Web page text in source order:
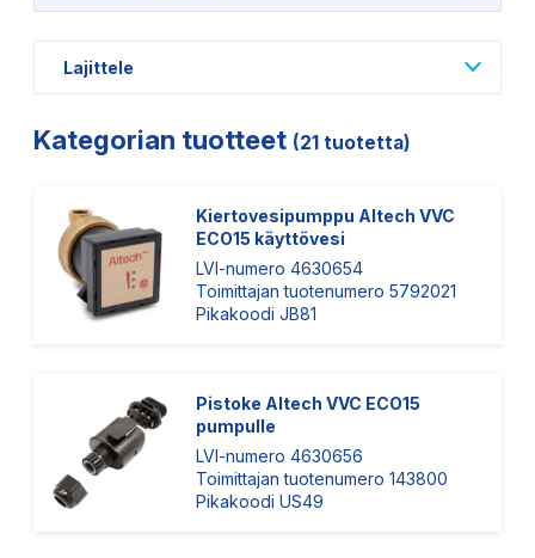
Lajittele
Kategorian tuotteet (21 tuotetta)
Kiertovesipumppu Altech VVC
ECO15 käyttövesi
LVI-numero 4630654
Toimittajan tuotenumero 5792021
Pikakoodi JB81
Pistoke Altech VVC ECO15
pumpulle
LVI-numero 4630656
Toimittajan tuotenumero 143800
Pikakoodi US49